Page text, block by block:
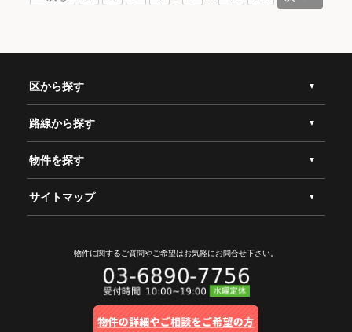
区から探す
路線から探す
物件を探す
サイトマップ
物件に関するご質問やご希望はお気軽にお問合せ下さい。